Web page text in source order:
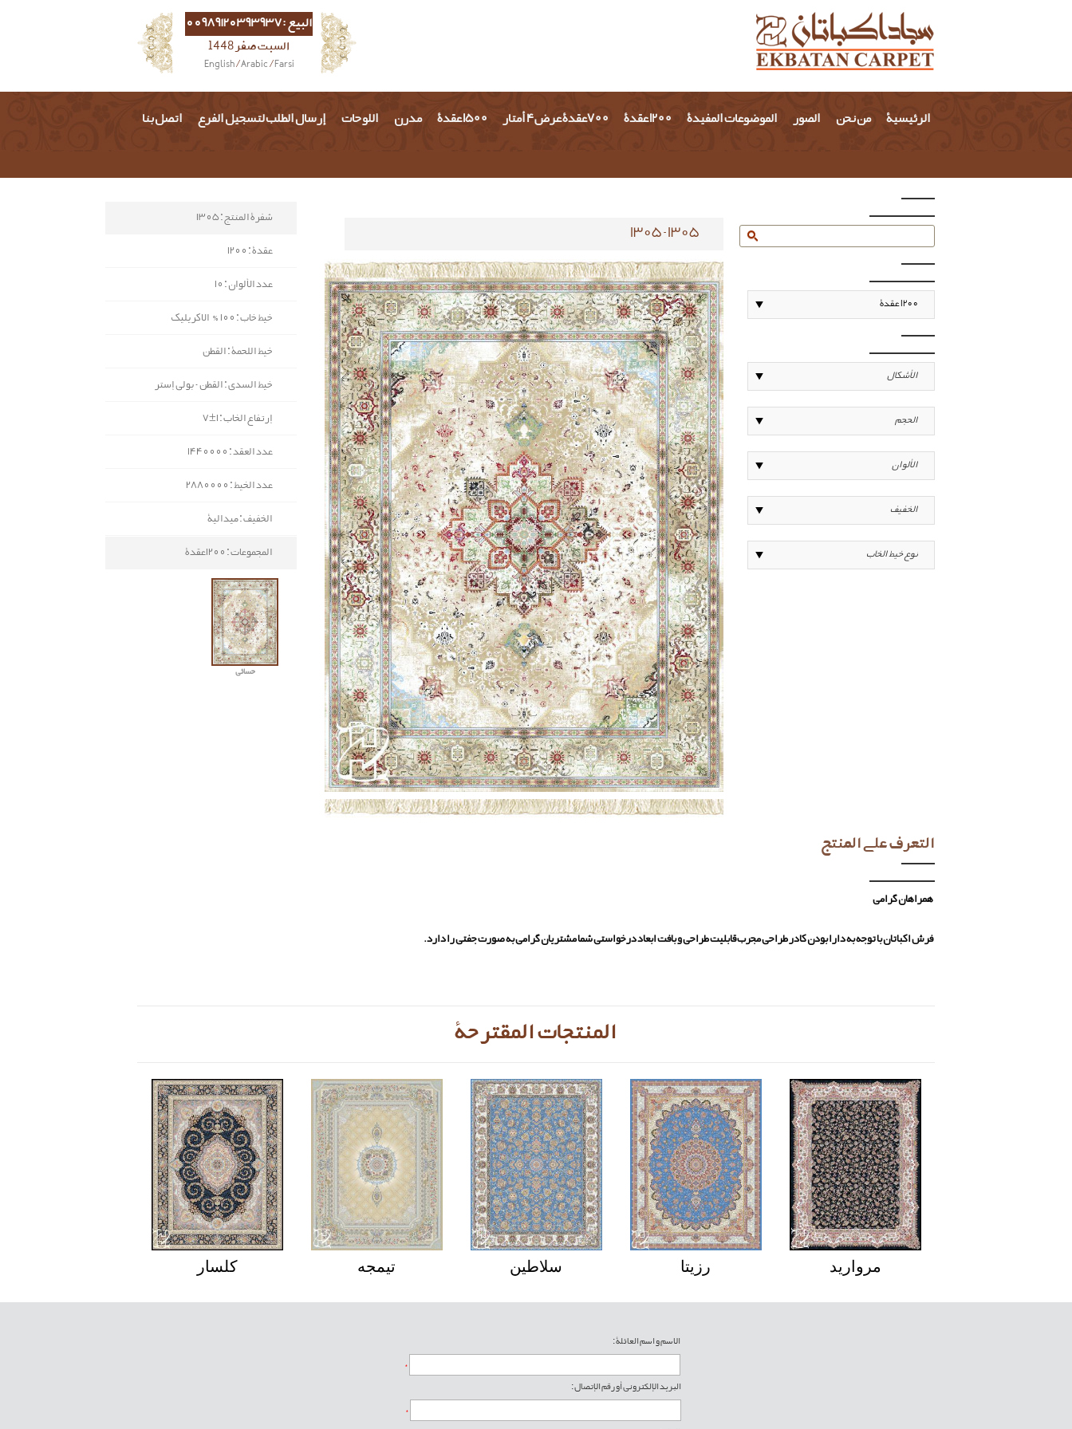
البيع :00989120393937
السبت صفر 1448
English/ Arabic / Farsi
الرئيسية من نحن الصور الموضوعات المفيدة 1200 عقدة 700عقدة عرض 4 أمتار 1500 عقدة مدرن اللوحات إرسال الطلب لتسجيل الفرع اتصل بنا
1305-1305
شفرة المنتج : 1305
عقدة : 1200
عدد الألوان : 10
خيط خاب : 100% الاكريليك
خيط اللحمة : القطن
خيط السدی : القطن - بولي إستر
إرتفاع الخاب : 1±7
عدد العقد : 1440000
عدد الخيط : 2880000
الخفيف : ميدالية
المجموعات : 1200عقدة
حسائي
التعرف علی المنتج
همراهان گرامی
فرش اکباتان با توجه به دارا بودن کادر طراحی مجرب قابلیت طراحی و بافت ابعاد درخواستی شما مشتریان گرامی به صورت جفتی را دارد.
المنتجات المقترحة
تیمجه سلاطین رزیتا مروارید افشان
الاسم و اسم العائلة :
*
البريد الإلکتروني أو رقم الإتصال :
*